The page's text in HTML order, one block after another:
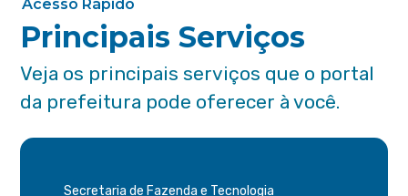
Acesso Rápido
Principais Serviços
Veja os principais serviços que o portal
da prefeitura pode oferecer à você.
Secretaria de Fazenda e Tecnologia